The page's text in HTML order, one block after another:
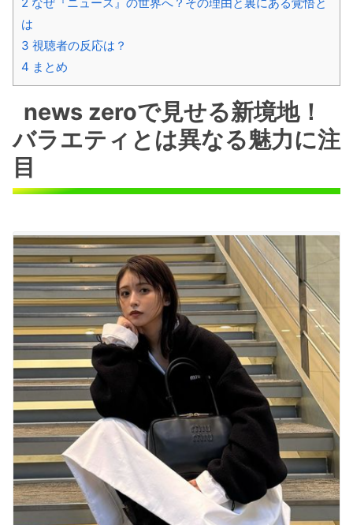
は
3 視聴者の反応は？
4 まとめ
news zeroで見せる新境地！
バラエティとは異なる魅力に注
目